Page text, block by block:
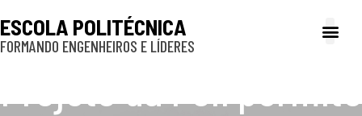
ESCOLA POLITÉCNICA
FORMANDO ENGENHEIROS E LÍDERES
Projeto da Poli permite